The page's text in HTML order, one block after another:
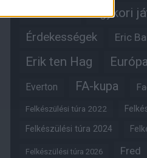
Edzői stáb Egykori
Érdekességek Eric
Erik ten Hag
Everton FA-kupa
Felkészülési túra 2022
Felkészülési túra 2024
Felkészülési túra 2026 Fred